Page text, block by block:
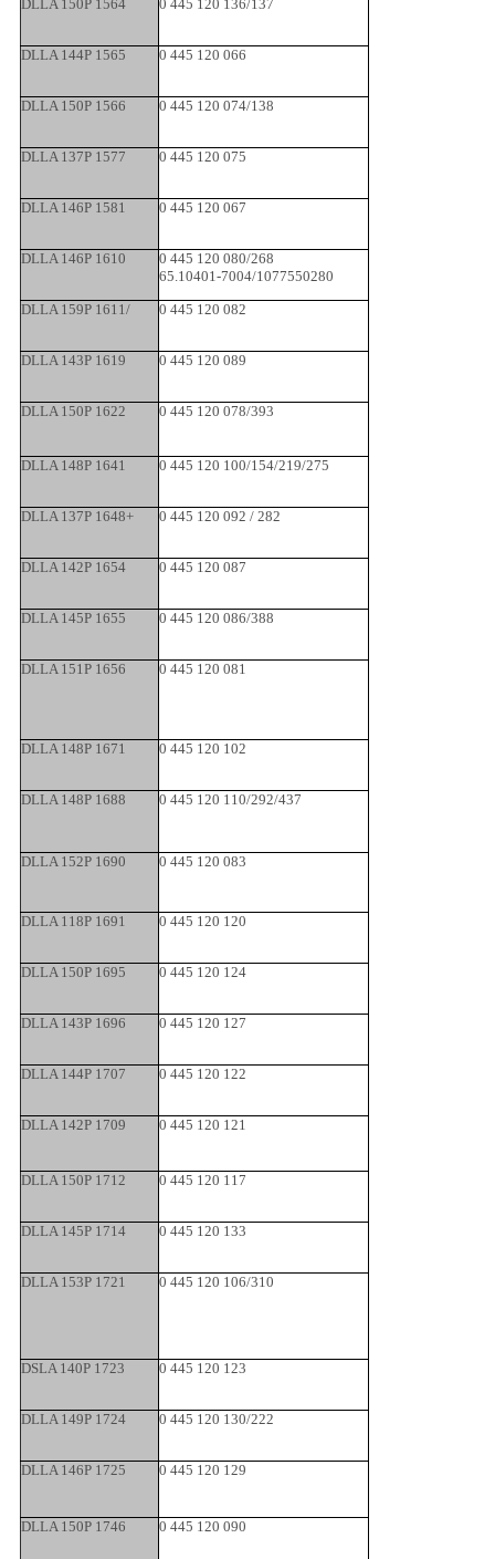
DLLA 150P 1564 0 445 120 136/137
DLLA 144P 1565 0 445 120 066
DLLA 150P 1566 0 445 120 074/138
DLLA 137P 1577 0 445 120 075
DLLA 146P 1581 0 445 120 067
DLLA 146P 1610
0 445 120 080/268
65.10401-7004/1077550280
DLLA 159P 1611/
0 445 120 082
DLLA 143P 1619 0 445 120 089
DLLA 150P 1622 0 445 120 078/393
DLLA 148P 1641 0 445 120 100/154/219/275
DLLA 137P 1648+ 0 445 120 092 / 282
DLLA 142P 1654 0 445 120 087
DLLA 145P 1655 0 445 120 086/388
DLLA 151P 1656 0 445 120 081
DLLA 148P 1671 0 445 120 102
DLLA 148P 1688 0 445 120 110/292/437
DLLA 152P 1690 0 445 120 083
DLLA 118P 1691 0 445 120 120
DLLA 150P 1695 0 445 120 124
DLLA 143P 1696 0 445 120 127
DLLA 144P 1707 0 445 120 122
DLLA 142P 1709 0 445 120 121
DLLA 150P 1712 0 445 120 117
DLLA 145P 1714 0 445 120 133
DLLA 153P 1721 0 445 120 106/310
DSLA 140P 1723 0 445 120 123
DLLA 149P 1724 0 445 120 130/222
DLLA 146P 1725 0 445 120 129
DLLA 150P 1746 0 445 120 090